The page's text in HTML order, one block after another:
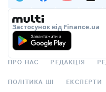
Застосунок від Finance.ua
ПРО НАС РЕДАКЦІЯ
ПОЛІТИКА ШІ ЕКСПЕРТИ